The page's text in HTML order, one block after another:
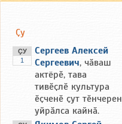
Ҫу
ҪУ
1
Сергеев Алексей
Сергеевич, чӑваш
актёрӗ, тава
тивӗҫлӗ культура
ӗҫченӗ ҫут тӗнчерен
уйрӑлса кайнӑ.